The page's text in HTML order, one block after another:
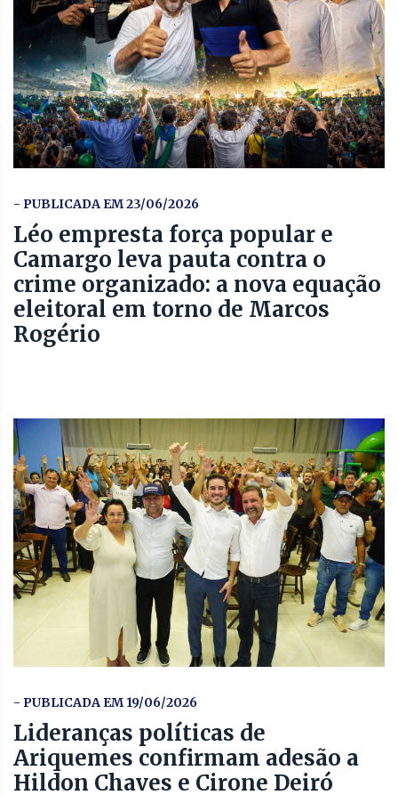
- PUBLICADA EM 23/06/2026
Léo empresta força popular e
Camargo leva pauta contra o
crime organizado: a nova equação
eleitoral em torno de Marcos
Rogério
- PUBLICADA EM 19/06/2026
Lideranças políticas de
Ariquemes confirmam adesão a
Hildon Chaves e Cirone Deiró